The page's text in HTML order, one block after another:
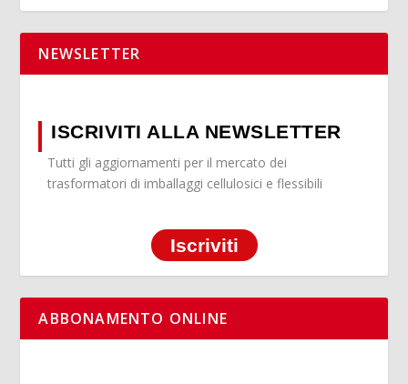
NEWSLETTER
ISCRIVITI ALLA NEWSLETTER
Tutti gli aggiornamenti per il mercato dei
trasformatori di imballaggi cellulosici e flessibili
Iscriviti
ABBONAMENTO ONLINE